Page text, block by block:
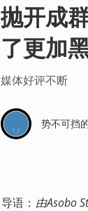
抛开成
了更加
媒体好评不断
势不可挡
导语： 由Asobo